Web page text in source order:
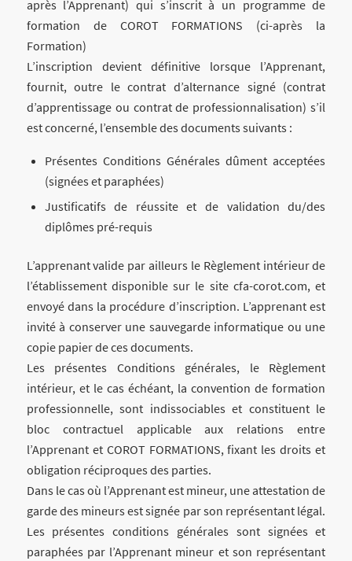
après l’Apprenant) qui s’inscrit à un programme de
formation de COROT FORMATIONS (ci-après la
Formation)
L’inscription devient définitive lorsque l’Apprenant,
fournit, outre le contrat d’alternance signé (contrat
d’apprentissage ou contrat de professionnalisation) s’il
est concerné, l’ensemble des documents suivants :
Présentes Conditions Générales dûment acceptées
(signées et paraphées)
Justificatifs de réussite et de validation du/des
diplômes pré-requis
L’apprenant valide par ailleurs le Règlement intérieur de
l’établissement disponible sur le site cfa-corot.com, et
envoyé dans la procédure d’inscription. L’apprenant est
invité à conserver une sauvegarde informatique ou une
copie papier de ces documents.
Les présentes Conditions générales, le Règlement
intérieur, et le cas échéant, la convention de formation
professionnelle, sont indissociables et constituent le
bloc contractuel applicable aux relations entre
l’Apprenant et COROT FORMATIONS, fixant les droits et
obligation réciproques des parties.
Dans le cas où l’Apprenant est mineur, une attestation de
garde des mineurs est signée par son représentant légal.
Les présentes conditions générales sont signées et
paraphées par l’Apprenant mineur et son représentant